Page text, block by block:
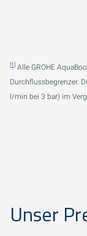
[1] Alle GROHE
Durchflussbegrenzer.
l/min bei 3 bar) im
Unser